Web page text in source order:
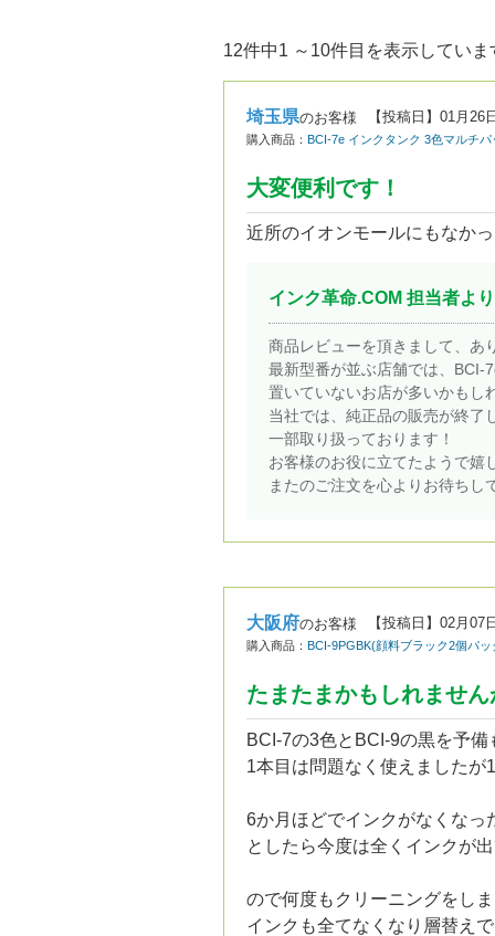
12件中1 ～10件目を表示していま
埼玉県のお客様 【投稿日】 01月26日
購入商品： BCI-7e インクタンク 3色マルチ
大変便利です！
近所のイオンモールにもなか
インク革命.COM 担当者より
商品レビューを頂きまして、あ
最新型番が並ぶ店舗では、BCI-
置いていないお店が多いかもし
当社では、純正品の販売が終了
一部取り扱っております！
お客様のお役に立てたようで嬉
またのご注文を心よりお待ちし
大阪府のお客様 【投稿日】 02月07日
購入商品： BCI-9PGBK(顔料ブラック2個パ
たまたまかもしれません
BCI-7の3色とBCI-9の黒を予
1本目は問題なく使えましたが
6か月ほどでインクがなくなっ
としたら今度は全くインクが
ので何度もクリーニングをし
インクも全てなくなり層替え